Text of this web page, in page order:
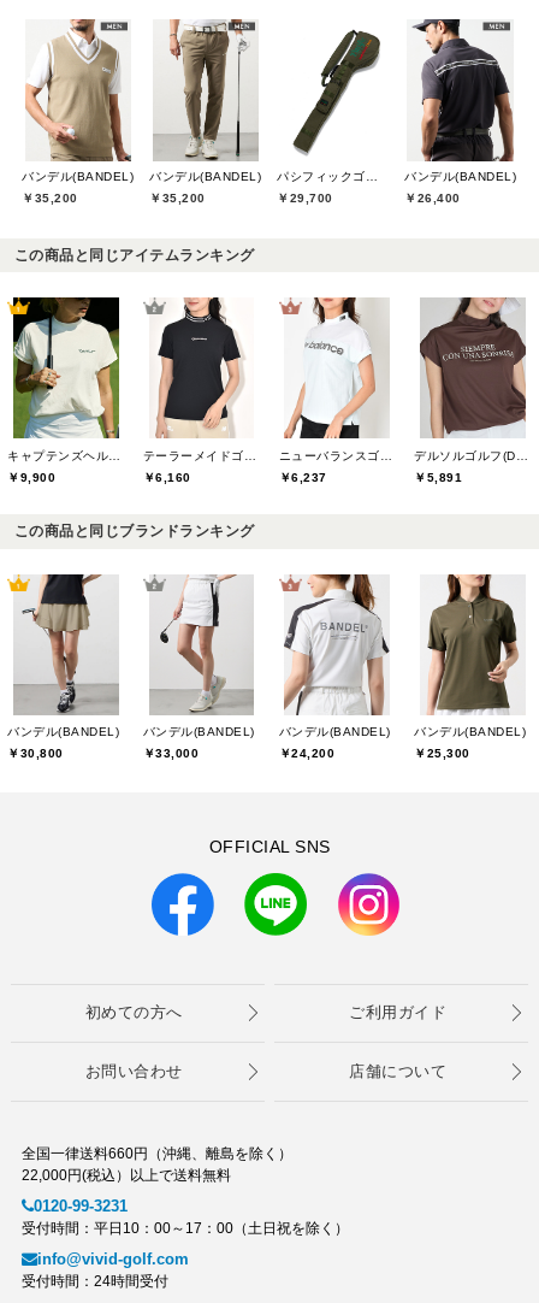
バンデル(BANDEL)
￥35,200
バンデル(BANDEL)
￥35,200
￥29,700
バンデル(BANDEL)
￥26,400
この商品と同じアイテムランキング
￥9,900
￥6,160
￥6,237
￥5,891
この商品と同じブランドランキング
バンデル(BANDEL)
￥30,800
バンデル(BANDEL)
￥33,000
バンデル(BANDEL)
￥24,200
バンデル(BANDEL)
￥25,300
OFFICIAL SNS
初めての方へ ご利用ガイド
お問い合わせ 店舗について
全国一律送料660円（沖縄、離島を除く）
22,000円(税込）以上で送料無料
0120-99-3231
受付時間：平日10：00～17：00（土日祝を除く）
info@vivid-golf.com
受付時間：24時間受付